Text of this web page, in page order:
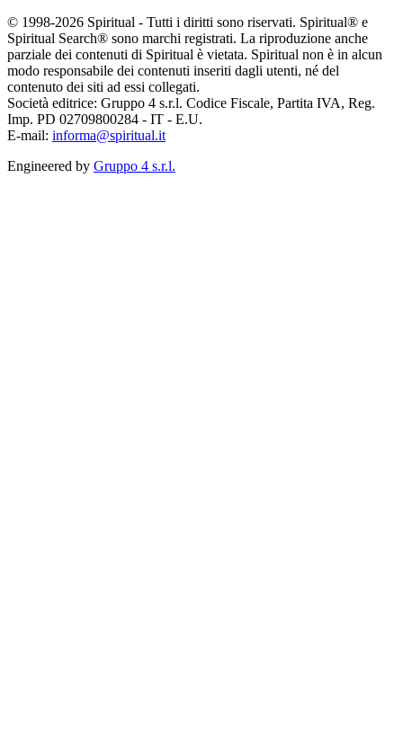
© 1998-2026 Spiritual - Tutti i diritti sono riservati. Spiritual® e
Spiritual Search® sono marchi registrati. La riproduzione anche
parziale dei contenuti di Spiritual è vietata. Spiritual non è in alcun
modo responsabile dei contenuti inseriti dagli utenti, né del
contenuto dei siti ad essi collegati.
Società editrice: Gruppo 4 s.r.l. Codice Fiscale, Partita IVA, Reg.
Imp. PD 02709800284 - IT - E.U.
E-mail: informa@spiritual.it
Engineered by Gruppo 4 s.r.l.